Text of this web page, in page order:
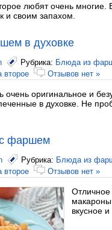
любят очень
и своим запахом.
в духовке
Рубрика: Блюда из
второе Отзывов нет »
очень оригинальное и
в духовке. Не
фаршем
Рубрика: Блюда из
второе Отзывов нет »
вкусное и